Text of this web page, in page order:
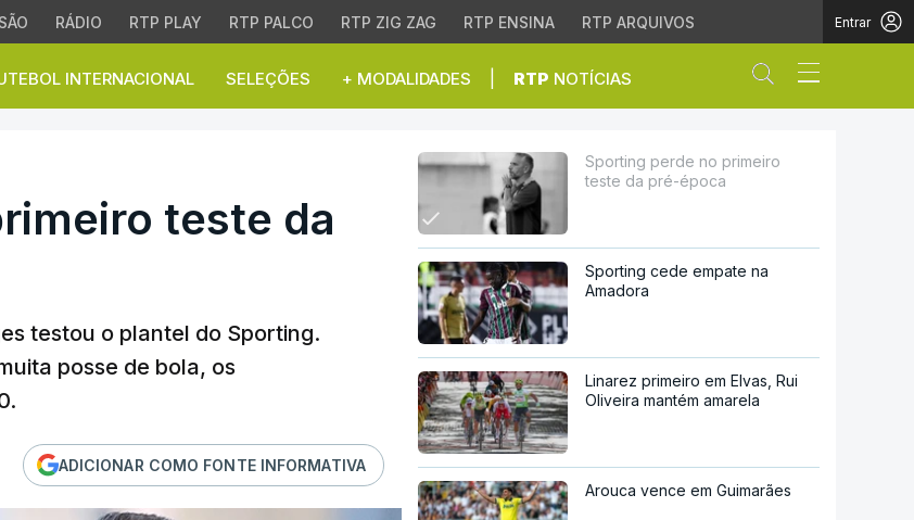
RÁDIO RTP PLAY RTP PALCO RTP ZIG ZAG RTP ENSINA RTP ARQUIVOS Entrar
INTERNACIONAL SELEÇÕES + MODALIDADES RTP NOTÍCIAS Abrir campo
teste da pré-época
teste da
testou o plantel do Sporting.
posse de bola, os
ADICIONAR COMO FONTE INFORMATIVA
Sporting perde no primeiro
teste da pré-época
Sporting cede empate na
Amadora
Linarez primeiro em Elvas, Rui
Oliveira mantém amarela
Arouca vence em Guimarães